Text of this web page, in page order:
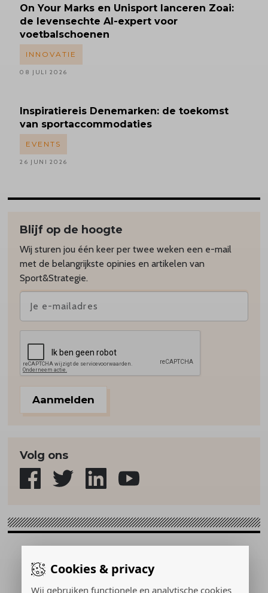
Cookies & privacy
Wij gebruiken functionele en analytische cookies
On Your Marks en Unisport lanceren Zoai:
de levensechte AI-expert voor
voetbalschoenen
INNOVATIE
08 JULI 2026
Inspiratiereis Denemarken: de toekomst
van sportaccommodaties
EVENTS
26 JUNI 2026
Blijf op de hoogte
Wij sturen jou één keer per twee weken een e-mail
met de belangrijkste opinies en artikelen van
Sport&Strategie.
Aanmelden
Volg ons
Gerealiseerd door: